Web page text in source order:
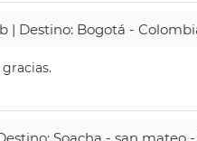
| Destino: Bogotá -